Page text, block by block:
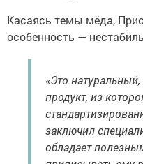
Касаясь темы мёда,
особенность —
«Это
продукт, из
заключил
обладает